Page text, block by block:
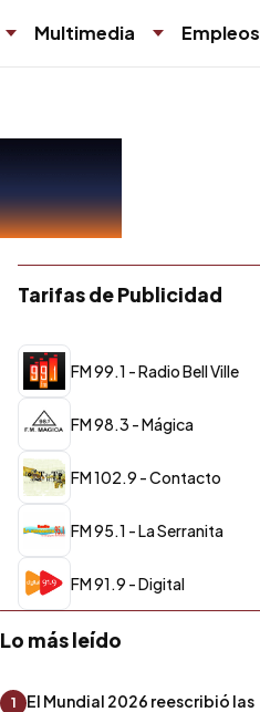
Multimedia Empleos
Tarifas de Publicidad
FM 99.1 - Radio Bell Ville
FM 98.3 - Mágica
FM 102.9 - Contacto
FM 95.1 - La Serranita
FM 91.9 - Digital
Lo más leído
1
El Mundial 2026 reescribió las